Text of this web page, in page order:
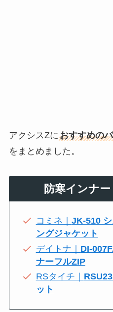
アクシスZにおすすめの
をまとめました。
防寒インナー
コミネ｜ JK-510
ングジャケット
デイトナ｜ DI-
ナーフルZIP
RSタイチ｜
ット